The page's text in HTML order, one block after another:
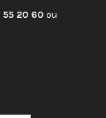
55 20 60 ou